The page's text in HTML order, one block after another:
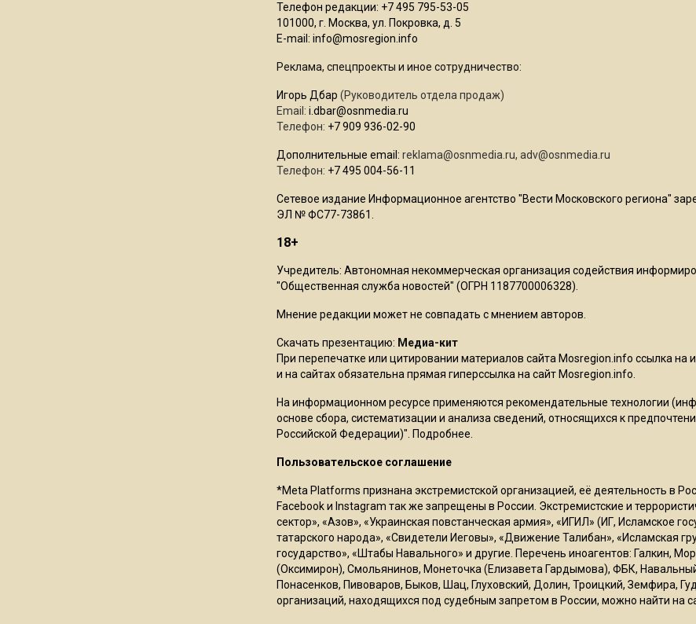
Телефон редакции: +7 495 795-53-05
101000, г. Москва, ул. Покровка, д. 5
E-mail: info@mosregion.info
Реклама, спецпроекты и иное сотрудничество:
Игорь Дбар (Руководитель отдела продаж)
Email: i.dbar@osnmedia.ru
Телефон: +7 909 936-02-90
Дополнительные email: reklama@osnmedia.ru, adv@osnmedia.ru
Телефон: +7 495 004-56-11
Сетевое издание Информационное агентство "Вести Московского региона"
ЭЛ № ФС77-73861.
18+
Учредитель: Автономная некоммерческая организация содействия
"Общественная служба новостей" (ОГРН 1187700006328).
Мнение редакции может не совпадать с мнением авторов.
Скачать презентацию: Медиа-кит
При перепечатке или цитировании материалов сайта Mosregion.info ссылка на
и на сайтах обязательна прямая гиперссылка на сайт Mosregion.info.
На информационном ресурсе применяются рекомендательные технологии
основе сбора, систематизации и анализа сведений, относящихся к
Российской Федерации)". Подробнее
Пользовательское соглашение
*Meta Platforms признана экстремистской организацией, её деятельность в
Facebook и Instagram так же запрещены в России. Экстремистские и
сектор», «Азов», «Украинская повстанческая армия», «ИГИЛ» (ИГ, Исламское
татарского народа», «Свидетели Иеговы», «Движение Талибан», «Исламская
государство», «Штабы Навального» и другие. Перечень иноагентов: Галкин,
(Оксимирон), Смольянинов, Монеточка (Елизавета Гардымова), ФБК,
Понасенков, Пивоваров, Быков, Шац, Глуховский, Долин, Троицкий, Земфира,
организаций, находящихся под судебным запретом в России, можно найти на